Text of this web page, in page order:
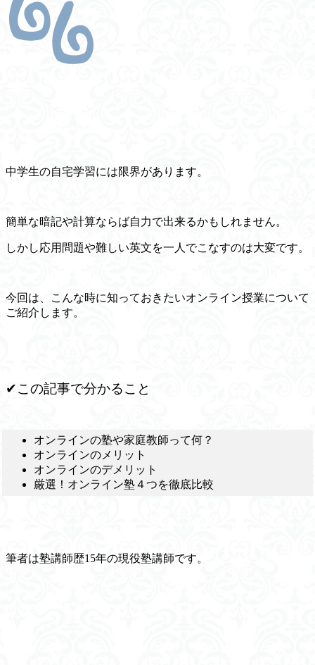
中学生の自宅学習には限界があります。
簡単な暗記や計算ならば自力で出来るかもしれません。
しかし応用問題や難しい英文を一人でこなすのは大変です。
今回は、こんな時に知っておきたいオンライン授業について
ご紹介します。
✔この記事で分かること
オンラインの塾や家庭教師って何？
オンラインのメリット
オンラインのデメリット
厳選！オンライン塾４つを徹底比較
筆者は塾講師歴15年の現役塾講師です。